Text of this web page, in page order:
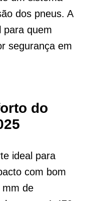
dos pneus. A
para quem
segurança em
do
ideal para
com bom
mm de